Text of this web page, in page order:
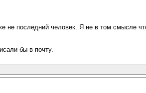
последний человек. Я не в том смысле
бы в почту.